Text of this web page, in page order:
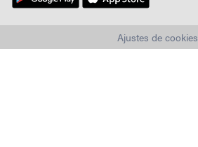
Ajustes de cookies